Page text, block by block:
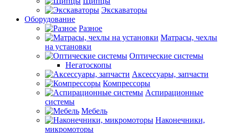
Экскаваторы
Оборудование
Разное
Матрасы, чехлы
на установки
Оптические системы
Негатоскопы
Аксессуары, запчасти
Компрессоры
Аспирационные
системы
Мебель
Наконечники,
микромоторы